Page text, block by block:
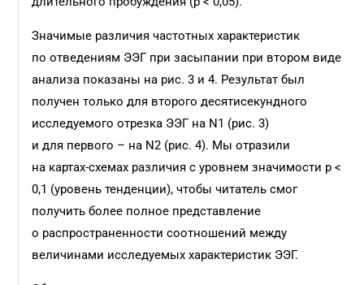
Значимые различия частотных характеристик
по отведениям ЭЭГ при засыпании при втором виде
анализа показаны на рис. 3 и 4. Результат был
получен только для второго десятисекундного
исследуемого отрезка ЭЭГ на N1 (рис. 3)
и для первого – на N2 (рис. 4). Мы отразили
на картах-схемах различия с уровнем значимости p <
0,1 (уровень тенденции), чтобы читатель смог
получить более полное представление
о распространенности соотношений между
величинами исследуемых характеристик ЭЭГ.